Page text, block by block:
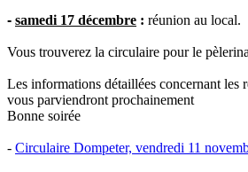
- samedi 17 décembre : réunion au local.
Vous trouverez la circulaire pour le
Les informations détaillées concernant les
vous parviendront prochainement
Bonne soirée
- Circulaire Dompeter, vendredi 11